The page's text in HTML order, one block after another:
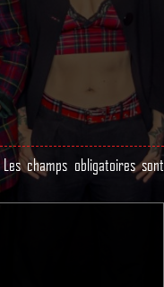
Les champs obligatoires sont